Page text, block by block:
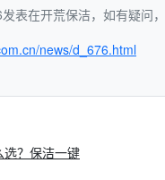
踢
表在开荒保洁，如有疑问，
news/d_676.html
选？保洁一键